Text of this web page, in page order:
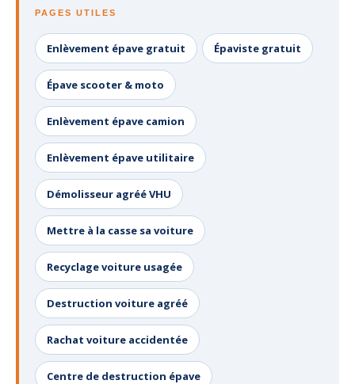
CONTACT
01 83 64 20 40
PAGES UTILES
Enlèvement épave gratuit Épaviste gratuit
Épave scooter & moto
Enlèvement épave camion
Enlèvement épave utilitaire
Démolisseur agréé VHU
Mettre à la casse sa voiture
Recyclage voiture usagée
Destruction voiture agréé
Rachat voiture accidentée
Centre de destruction épave